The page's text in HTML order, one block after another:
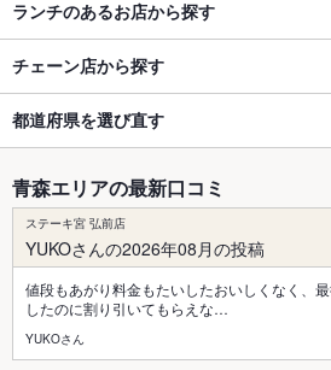
ランチのあるお店から探す
チェーン店から探す
都道府県を選び直す
青森エリアの最新口コミ
ステーキ宮 弘前店
YUKOさんの2026年08月の投稿
値段もあがり料金もたいしたおいしくなく、
したのに割り引いてもらえな…
YUKOさん